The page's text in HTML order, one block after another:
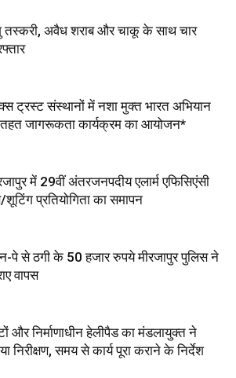
तस्करी, अवैध शराब और चाकू के साथ चार
ट्रस्ट संस्थानों में नशा मुक्त भारत अभियान
जागरूकता कार्यक्रम का आयोजन*
में 29वीं अंतरजनपदीय एलार्म एफिसिएंसी
प्रतियोगिता का समापन
पे से ठगी के 50 हजार रुपये मीरजापुर पुलिस ने
वापस
और निर्माणाधीन हेलीपैड का मंडलायुक्त ने
निरीक्षण, समय से कार्य पूरा कराने के निर्देश